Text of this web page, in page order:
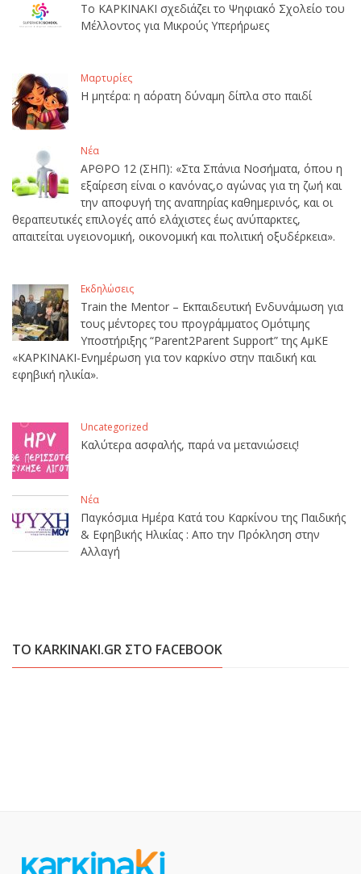
Το ΚΑΡΚΙΝΑΚΙ σχεδιάζει το Ψηφιακό Σχολείο του
Μέλλοντος για Μικρούς Υπερήρωες
Μαρτυρίες
Η μητέρα: η αόρατη δύναμη δίπλα στο παιδί
Νέα
ΑΡΘΡΟ 12 (ΣΗΠ): «Στα Σπάνια Νοσήματα, όπου η
εξαίρεση είναι ο κανόνας,ο αγώνας για τη ζωή και
την αποφυγή της αναπηρίας καθημερινός, και οι
θεραπευτικές επιλογές από ελάχιστες έως ανύπαρκτες,
απαιτείται υγειονομική, οικονομική και πολιτική οξυδέρκεια».
Εκδηλώσεις
Train the Mentor – Εκπαιδευτική Ενδυνάμωση για
τους μέντορες του προγράμματος Ομότιμης
Υποστήριξης “Parent2Parent Support” της ΑμΚΕ
«ΚΑΡΚΙΝΑΚΙ-Ενημέρωση για τον καρκίνο στην παιδική και
εφηβική ηλικία».
Uncategorized
Καλύτερα ασφαλής, παρά να μετανιώσεις!
Νέα
Παγκόσμια Ημέρα Κατά του Καρκίνου της Παιδικής
& Εφηβικής Ηλικίας : Απο την Πρόκληση στην
Αλλαγή
ΤΟ KARKINAKI.GR ΣΤΟ FACEBOOK